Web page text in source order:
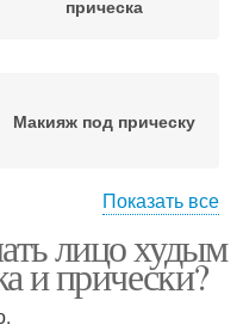
прическа
Макияж под прическу
Худые упражнения
Показать все
лицо худым
и прически?